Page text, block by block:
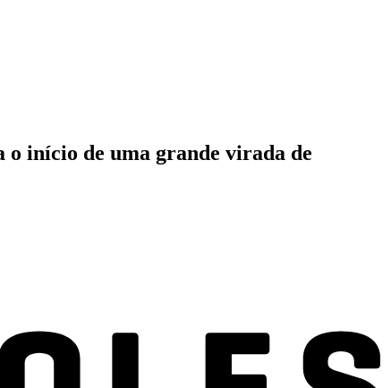
o início de uma grande virada de